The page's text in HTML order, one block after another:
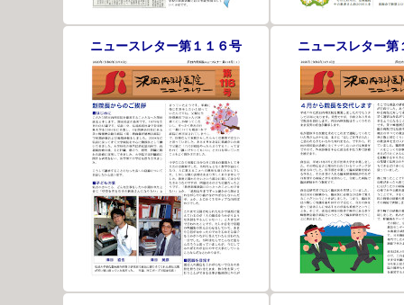
ニュースレター第１１６号 ニュースレター第